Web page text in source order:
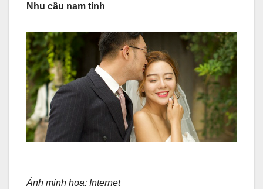
Nhu cầu nam tính
Ảnh minh họa: Internet